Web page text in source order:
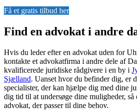
Få et gratis tilbud her
Find en advokat i andre
Hvis du leder efter en advokat uden for
kontakte et advokatfirma i andre dele af
kvalificerede juridiske rådgivere i en by i
Sjælland. Uanset hvor du befinder dig, er
specialister, der kan hjælpe dig med dine
dig tid til at undersøge dine muligheder, så
advokat, der passer til dine behov.